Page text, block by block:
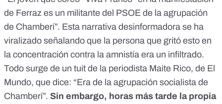
de Ferraz es un militante del PSOE de la agrupación
de Chamberí”. Esta narrativa desinformadora se ha
viralizado señalando que la persona que gritó esto en
la concentración contra la amnistía era un infiltrado.
Todo surge de un tuit de la periodista Maite Rico, de El
Mundo, que dice: “Era de la agrupación socialista de
Chamberí”. Sin embargo, horas más tarde la propia